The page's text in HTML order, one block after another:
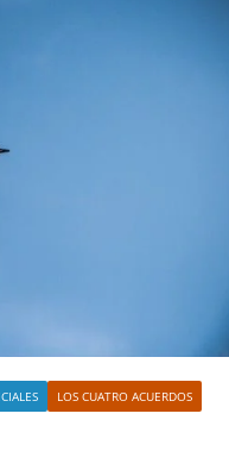
LOS CUATRO ACUERDOS